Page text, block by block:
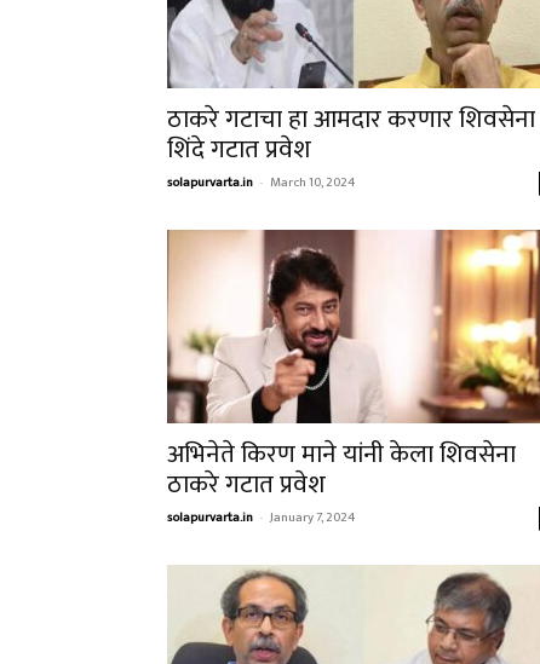
ठाकरे गटाचा हा आमदार करणार शिवसेना
शिंदे गटात प्रवेश
solapurvarta.in - March 10, 2024
अभिनेते किरण माने यांनी केला शिवसेना
ठाकरे गटात प्रवेश
solapurvarta.in - January 7, 2024